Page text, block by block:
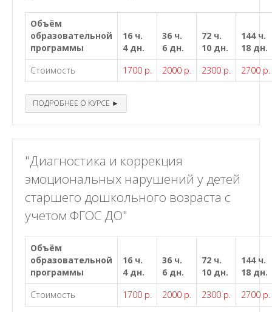
Объём
образовательной
программы
16 ч.
4 дн.
36 ч.
6 дн.
72 ч.
10 дн.
144 ч.
18 дн.
Стоимость
1700 р. 2000 р. 2300 р. 2700 р.
ПОДРОБНЕЕ О КУРСЕ ►
"Диагностика и коррекция
эмоциональных нарушений у детей
старшего дошкольного возраста с
учетом ФГОС ДО"
Объём
образовательной
программы
16 ч.
4 дн.
36 ч.
6 дн.
72 ч.
10 дн.
144 ч.
18 дн.
Стоимость
1700 р. 2000 р. 2300 р. 2700 р.